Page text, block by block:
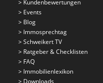
> Kundenbewertungen
> Events
> Blog
> Immosprechtag
>Schweikert TV
> Ratgeber & Checklisten
> FAQ
> Immobilienlexikon
> Downloads